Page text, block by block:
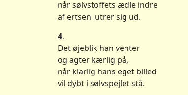
når sølvstoffets ædle indre
af ertsen lutrer sig ud.
4.
Det øjeblik han venter
og agter kærlig på,
når klarlig hans eget billed
vil dybt i sølvspejlet stå.